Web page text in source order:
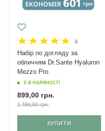
4
Набір по догляду за
обличчям Dr.Sante Hyaluron
Mezzo Pro
є в наявності
899,00 грн.
1 499,90грн.
КУПИТИ